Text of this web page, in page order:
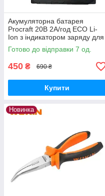
Акумуляторна батарея
Procraft 20В 2А/год ECO Li-
Ion з індикатором заряду для
інструментів лінійки
Прокрафт 20В
Готово до відправки 7 од.
450 ₴ 690 ₴
Купити
Новинка